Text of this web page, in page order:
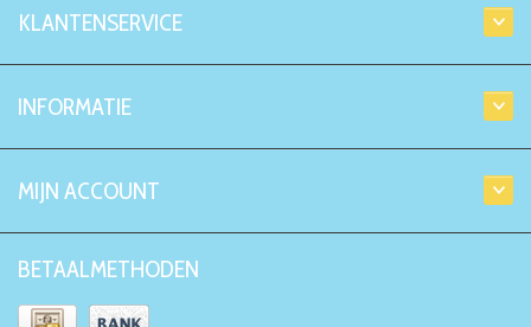
KLANTENSERVICE
INFORMATIE
MIJN ACCOUNT
BETAALMETHODEN